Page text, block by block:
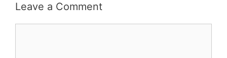
Leave a Comment